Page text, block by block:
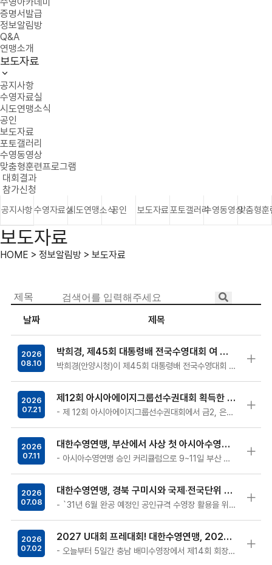
증명서발급
정보알림방
Q&A
연맹소개
보도자료
공지사항
수영자료실
시도연맹소식
공인
보도자료
포토갤러리
수영동영상
맞춤형훈련프로그램
대회결과
참가신청
공지사항수영자료실시도연맹소식공인 보도자료포토갤러리수영동영상맞춤형훈
보도자료
HOME > 정보알림방 > 보도자료
날짜 제목
2026
08.10
박희경, 제45회 대통령배 전국수영대회 여 자유형 400m 한국기록 수립, 4분 09초 65
박희경(안양시청)이 제45회 대통령배 전국수영대회 여자 자유형 400m에서 한국기록을 새롭게 수립했다.대한수영연맹(회장 정창훈)은 9일 전주완산…
2026
07.21
제12회 아시아에이지그룹선수권대회 획득한 다이빙 청소년대표, 금의환향
- 제 12회 아시아에이지그룹선수권대회에서 금2, 은4, 동2 획득 제 12회 아시아에이지그룹선수권대회에서 금메달 …
2026
07.11
대한수영연맹, 부산에서 사상 첫 아시아수영연맹 경영 심판 강습회 개최
- 아시아수영연맹 승인 커리큘럼으로 9~11일 부산 사직종합운동장 실내수영장에서 성료 - 아시아연맹의 정식 인가와 재정적 지원 받아 진행된…
2026
07.08
대한수영연맹, 경북 구미시와 국제‧전국단위 수영대회 유치 MOU 체결
- `31년 6월 완공 예정인 공인규격 수영장 활용을 위한 국제•전국단위 수영대회 유치 협약 - 국제•전국 규모대회 유치, 국가대표 전지훈…
2026
07.02
2027 U대회 프레대회! 대한수영연맹, 2027 충청U대회 조직위와 수구 테스트 이벤트 개최
- 오늘부터 5일간 충남 배미수영장에서 제14회 회장배 전국 종별 수구 선수권대회 개최 - 내년 8월 1~12일까지 열리는 2027 충청…